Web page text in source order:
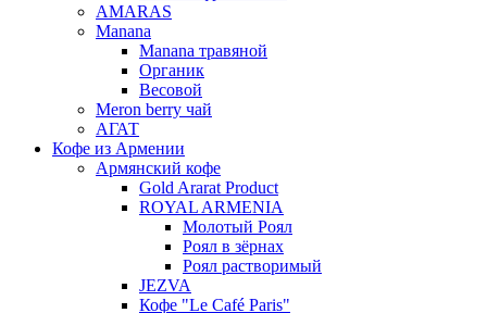
AMARAS
Manana
Manana травяной
Органик
Весовой
Meron berry чай
АГАТ
Кофе из Армении
Армянский кофе
Gold Ararat Product
ROYAL ARMENIA
Молотый Роял
Роял в зёрнах
Роял растворимый
JEZVA
Кофе "Le Café Paris"